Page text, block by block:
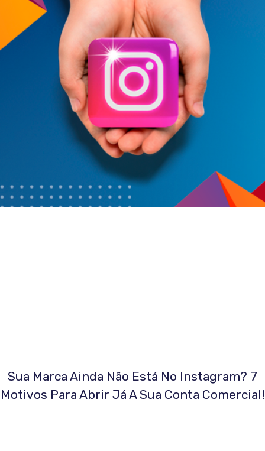
Sua Marca Ainda Não Está No Instagram? 7
Motivos Para Abrir Já A Sua Conta Comercial!